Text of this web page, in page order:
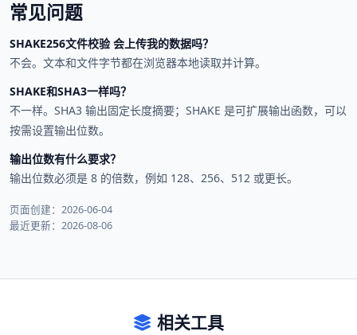
常见问题
SHAKE256文件校验 会上传我的数据吗？
不会。文本和文件字节都在浏览器本地读取并计算。
SHAKE和SHA3一样吗？
不一样。SHA3 输出固定长度摘要；SHAKE 是可扩展输出函数，可以
按需设置输出位数。
输出位数有什么要求？
输出位数必须是 8 的倍数，例如 128、256、512 或更长。
页面创建：2026-06-04
最近更新：2026-08-06
相关工具